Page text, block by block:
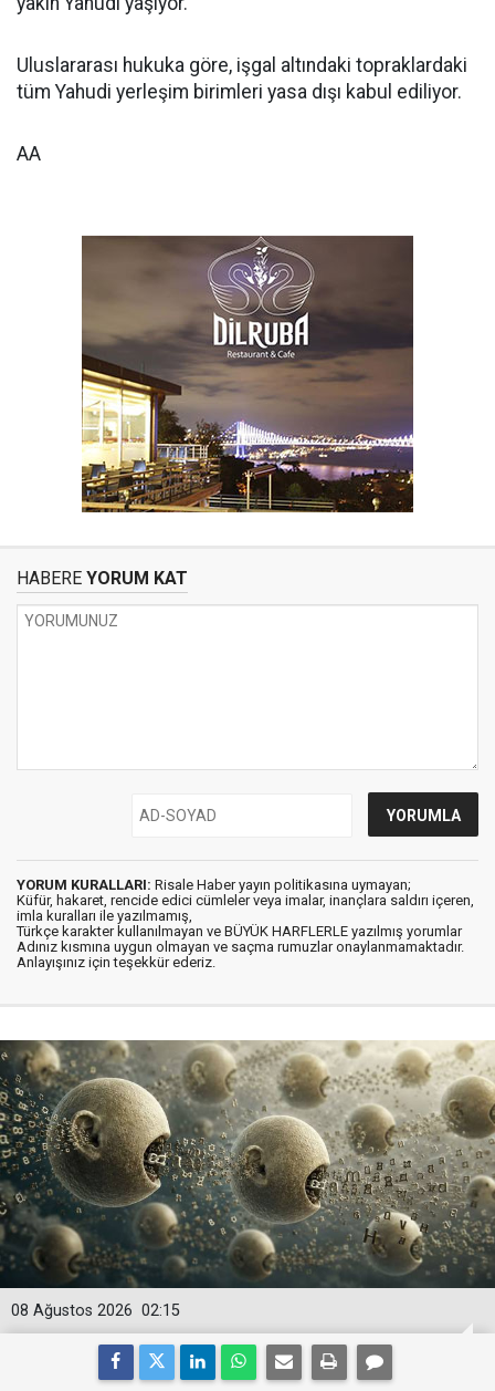
Uluslararası hukuka göre, işgal altındaki topraklardaki
tüm Yahudi yerleşim birimleri yasa dışı kabul ediliyor.
AA
HABERE YORUM KAT
YORUM KURALLARI: Risale Haber yayın politikasına uymayan;
Küfür, hakaret, rencide edici cümleler veya imalar, inançlara saldırı içeren,
imla kuralları ile yazılmamış,
Türkçe karakter kullanılmayan ve BÜYÜK HARFLERLE yazılmış yorumlar
Adınız kısmına uygun olmayan ve saçma rumuzlar onaylanmamaktadır.
Anlayışınız için teşekkür ederiz.
02:15
08 Ağustos 2026